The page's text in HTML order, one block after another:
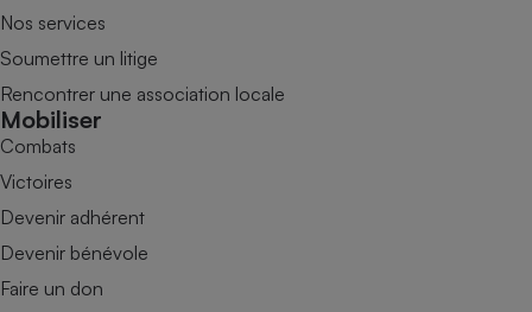
Nos services
Soumettre un litige
Rencontrer une association locale
Mobiliser
Combats
Victoires
Devenir adhérent
Devenir bénévole
Faire un don